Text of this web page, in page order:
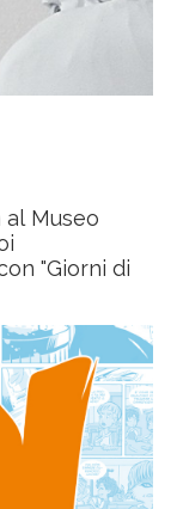
Museo
"Giorni di